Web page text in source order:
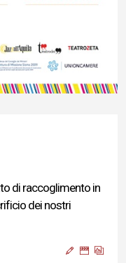
di raccoglimento in
dei nostri